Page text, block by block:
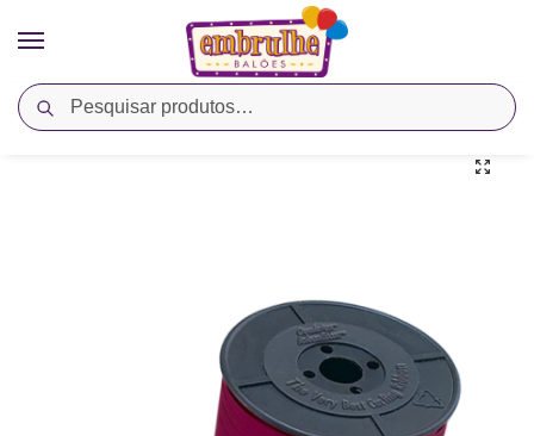
Pesquisar
Início Cores Vermelho / Fitilho para Balão 450m – Borgonha – Qualatex